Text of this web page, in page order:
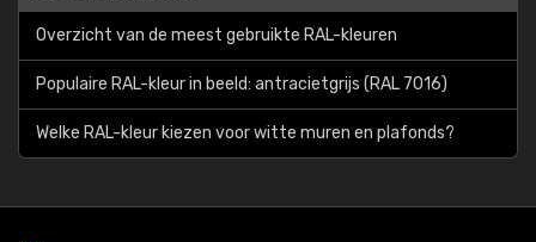
Overzicht van de meest gebruikte RAL-kleuren
Populaire RAL-kleur in beeld: antracietgrijs (RAL 7016)
Welke RAL-kleur kiezen voor witte muren en plafonds?